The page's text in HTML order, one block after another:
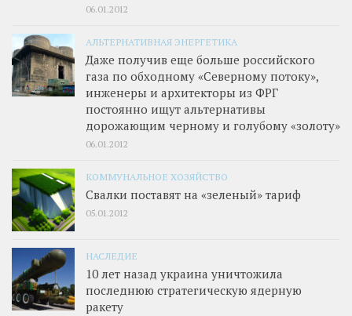
06.01.2012
АЛЬТЕРНАТИВНАЯ ЭНЕРГЕТИКА
Даже получив еще больше российского
газа по обходному «Северному потоку»,
инженеры и архитекторы из ФРГ
постоянно ищут альтернативы
дорожающим черному и голубому «золоту»
06.01.2012
КОММУНАЛЬНОЕ ХОЗЯЙСТВО
Свалки поставят на «зеленый» тариф
05.01.2012
НАСЛЕДИЕ
10 лет назад украина уничтожила
последнюю стратегическую ядерную
ракету